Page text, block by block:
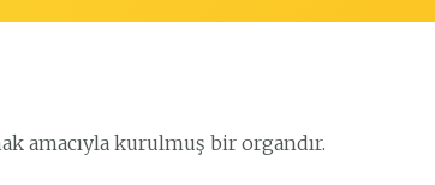
amacıyla kurulmuş bir organdır.